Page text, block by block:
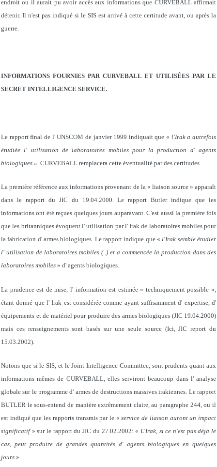
endroit ou il aurait pu avoir accès aux informations que CURVEBALL affirmait
détenir. Il n'est pas indiqué si le SIS est arrivé à cette certitude avant, ou après la
guerre.
INFORMATIONS FOURNIES PAR CURVEBALL ET UTILISÉES PAR LE
SECRET INTELLIGENCE SERVICE.
Le rapport final de l' UNSCOM de janvier 1999 indiquait que « l'Irak a autrefois
étudiée l' utilisation de laboratoires mobiles pour la production d' agents
biologiques ». CURVEBALL remplacera cette éventualité par des certitudes.
La première référence aux informations provenant de la « liaison source » apparaît
dans le rapport du JIC du 19.04.2000. Le rapport Butler indique que les
informations ont été reçues quelques jours auparavant. C'est aussi la première fois
que les britanniques évoquent l' utilisation par l' Irak de laboratoires mobiles pour
la fabrication d' armes biologiques. Le rapport indique que « l'Irak semble étudier
l' utilisation de laboratoires mobiles (..) et a commencée la production dans des
laboratoires mobiles » d' agents biologiques.
La prudence est de mise, l' information est estimée « techniquement possible »,
étant donné que l' Irak est considérée comme ayant suffisamment d' expertise, d'
équipements et de matériel pour produire des armes biologiques (JIC 19.04.2000)
mais ces renseignements sont basés sur une seule source (Ici, JIC report du
15.03.2002).
Notons que si le SIS, et le Joint Intelligence Committee, sont prudents quant aux
informations mêmes de CURVEBALL, elles serviront beaucoup dans l' analyse
globale sur le programme d' armes de destructions massives irakiennes. Le rapport
BUTLER le sous-entend de manière extrêmement claire, au paragraphe 244, ou il
est indiqué que les rapports transmis par le «service de liaison auront un impact
significatif » sur le rapport du JIC du 27.02.2002: « L'Irak, si ce n'est pas déjà le
cas, peut produire de grandes quantités d' agents biologiques en quelques
jours ».